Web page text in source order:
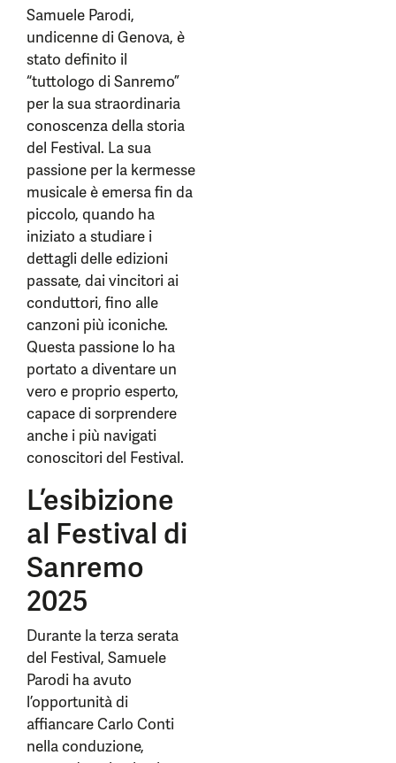
Samuele Parodi,
undicenne di Genova, è
stato definito il
“tuttologo di Sanremo”
per la sua straordinaria
conoscenza della storia
del Festival. La sua
passione per la kermesse
musicale è emersa fin da
piccolo, quando ha
iniziato a studiare i
dettagli delle edizioni
passate, dai vincitori ai
conduttori, fino alle
canzoni più iconiche.
Questa passione lo ha
portato a diventare un
vero e proprio esperto,
capace di sorprendere
anche i più navigati
conoscitori del Festival.
L’esibizione
al Festival di
Sanremo
2025
Durante la terza serata
del Festival, Samuele
Parodi ha avuto
l’opportunità di
affiancare Carlo Conti
nella conduzione,